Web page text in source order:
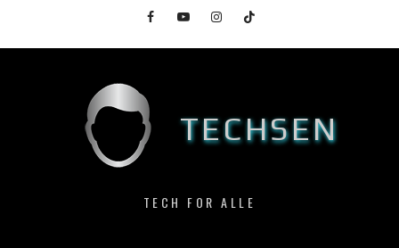
content
FacebookYouTubeInstagramTikTok
TECHSEN
TECH FOR ALLE